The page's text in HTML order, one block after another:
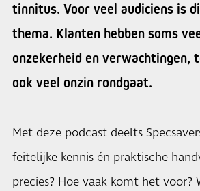
tinnitus. Voor veel audiciens is
thema. Klanten hebben soms
onzekerheid en verwachtingen,
ook veel onzin rondgaat.
Met deze podcast deelts
feitelijke kennis én praktische
precies? Hoe vaak komt het voor?